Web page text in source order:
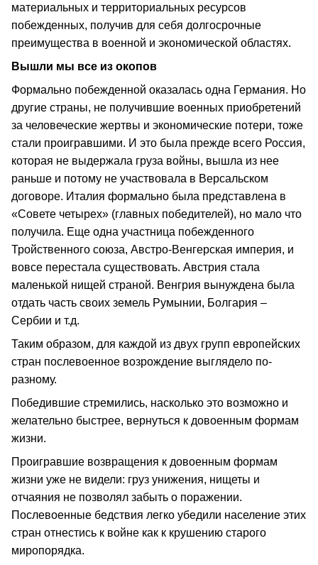
материальных и территориальных ресурсов
побежденных, получив для себя долгосрочные
преимущества в военной и экономической областях.
Вышли мы все из окопов
Формально побежденной оказалась одна Германия. Но
другие страны, не получившие военных приобретений
за человеческие жертвы и экономические потери, тоже
стали проигравшими. И это была прежде всего Россия,
которая не выдержала груза войны, вышла из нее
раньше и потому не участвовала в Версальском
договоре. Италия формально была представлена в
«Совете четырех» (главных победителей), но мало что
получила. Еще одна участница побежденного
Тройственного союза, Австро-Венгерская империя, и
вовсе перестала существовать. Австрия стала
маленькой нищей страной. Венгрия вынуждена была
отдать часть своих земель Румынии, Болгария –
Сербии и т.д.
Таким образом, для каждой из двух групп европейских
стран послевоенное возрождение выглядело по-
разному.
Победившие стремились, насколько это возможно и
желательно быстрее, вернуться к довоенным формам
жизни.
Проигравшие возвращения к довоенным формам
жизни уже не видели: груз унижения, нищеты и
отчаяния не позволял забыть о поражении.
Послевоенные бедствия легко убедили население этих
стран отнестись к войне как к крушению старого
миропорядка.